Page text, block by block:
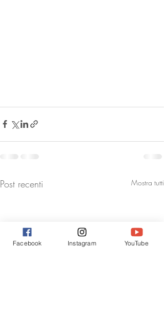
Post recenti Mostra tutti
Facebook Instagram YouTube